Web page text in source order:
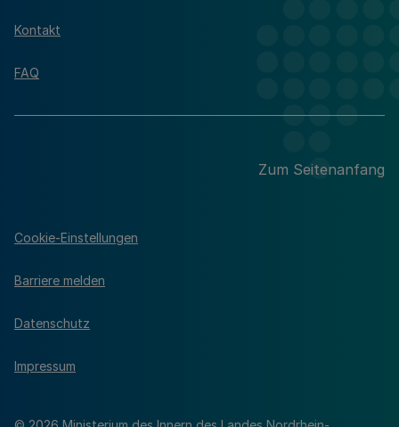
Kontakt
FAQ
Zum Seitenanfang
Cookie-Einstellungen
Barriere melden
Datenschutz
Impressum